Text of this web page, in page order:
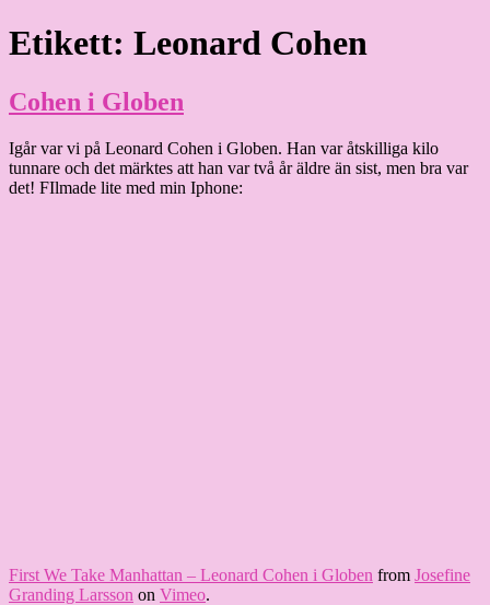
Hoppa
till
Granding.nu
Etikett: Leonard Cohen
Cohen i Globen
Igår var vi på Leonard Cohen i Globen. Han var åtskilliga kilo
tunnare och det märktes att han var två år äldre än sist, men bra var
det! FIlmade lite med min Iphone:
First We Take Manhattan – Leonard Cohen i Globen from Josefine
Granding Larsson on Vimeo.